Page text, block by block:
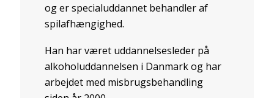
og er specialuddannet behandler af
spilafhængighed.
Han har været uddannelsesleder på
alkoholuddannelsen i Danmark og har
arbejdet med misbrugsbehandling